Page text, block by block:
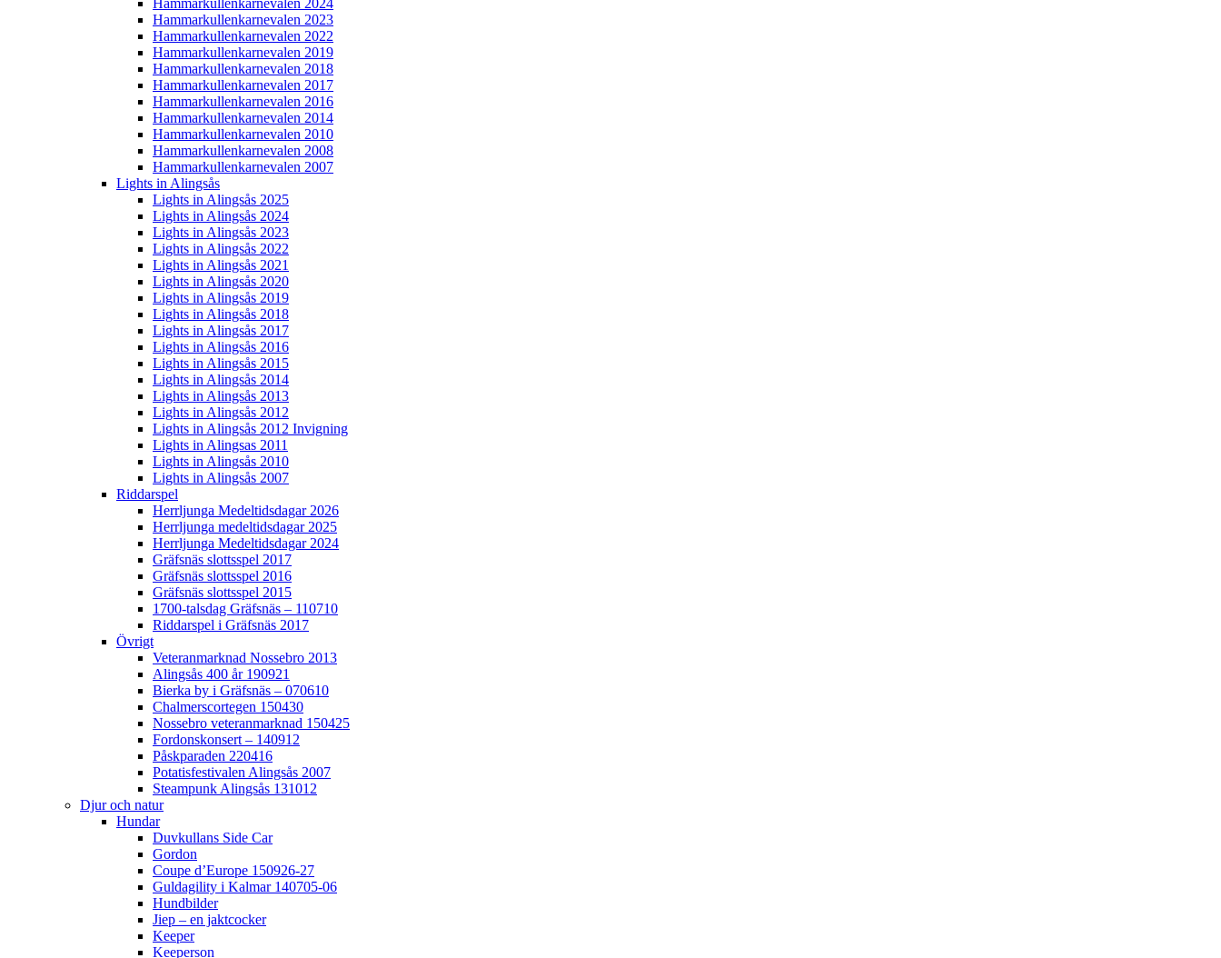
Hammarkullenkarnevalen 2024
Hammarkullenkarnevalen 2023
Hammarkullenkarnevalen 2022
Hammarkullenkarnevalen 2019
Hammarkullenkarnevalen 2018
Hammarkullenkarnevalen 2017
Hammarkullenkarnevalen 2016
Hammarkullenkarnevalen 2014
Hammarkullenkarnevalen 2010
Hammarkullenkarnevalen 2008
Hammarkullenkarnevalen 2007
Lights in Alingsås
Lights in Alingsås 2025
Lights in Alingsås 2024
Lights in Alingsås 2023
Lights in Alingsås 2022
Lights in Alingsås 2021
Lights in Alingsås 2020
Lights in Alingsås 2019
Lights in Alingsås 2018
Lights in Alingsås 2017
Lights in Alingsås 2016
Lights in Alingsås 2015
Lights in Alingsås 2014
Lights in Alingsås 2013
Lights in Alingsås 2012
Lights in Alingsås 2012 Invigning
Lights in Alingsas 2011
Lights in Alingsås 2010
Lights in Alingsås 2007
Riddarspel
Herrljunga Medeltidsdagar 2026
Herrljunga medeltidsdagar 2025
Herrljunga Medeltidsdagar 2024
Gräfsnäs slottsspel 2017
Gräfsnäs slottsspel 2016
Gräfsnäs slottsspel 2015
1700-talsdag Gräfsnäs – 110710
Riddarspel i Gräfsnäs 2017
Övrigt
Veteranmarknad Nossebro 2013
Alingsås 400 år 190921
Bierka by i Gräfsnäs – 070610
Chalmerscortegen 150430
Nossebro veteranmarknad 150425
Fordonskonsert – 140912
Påskparaden 220416
Potatisfestivalen Alingsås 2007
Steampunk Alingsås 131012
Djur och natur
Hundar
Duvkullans Side Car
Gordon
Coupe d’Europe 150926-27
Guldagility i Kalmar 140705-06
Hundbilder
Jiep – en jaktcocker
Keeper
Keeperson